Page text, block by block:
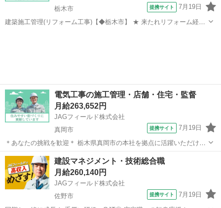
栃木市
提携サイト 7月19日
建築施工管理(リフォーム工事)【◆栃木市】 ★ 来たれリフォーム経験
電気工事の施工管理・店舗・住宅・監督
月給263,652円
JAGフィールド株式会社
真岡市
提携サイト 7月19日
＊あなたの挑戦を歓迎＊ 栃木県真岡市の本社を拠点に活躍いただける
電気施工管理エンジニア募集！ 所轄エリア(栃木県・埼玉県・群馬県な
ど)の各種工事を担当します。 担当物件：オフィスビル・公共施設・商
業施設など ＜業務内...
栃木 真岡市 その他
建設マネジメント・技術総合職
月給260,140円
JAGフィールド株式会社
佐野市
提携サイト 7月19日